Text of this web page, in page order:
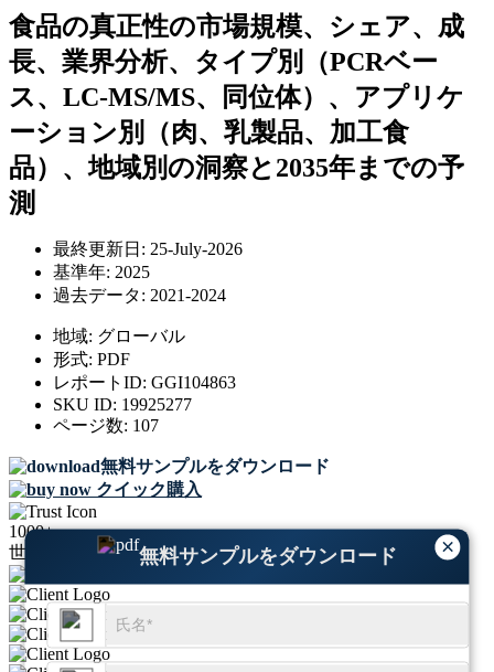
食品の真正性の市場規模、シェア、成
長、業界分析、タイプ別（PCRベー
ス、LC-MS/MS、同位体）、アプリケ
ーション別（肉、乳製品、加工食
品）、地域別の洞察と2035年までの予
測
最終更新日: 25-July-2026
基準年: 2025
過去データ: 2021-2024
地域: グローバル
形式: PDF
レポートID: GGI104863
SKU ID: 19925277
ページ数: 107
無料サンプルをダウンロード
クイック購入
1000+
世界のリーダーが当社を信頼しています
×
無料サンプルをダウンロード